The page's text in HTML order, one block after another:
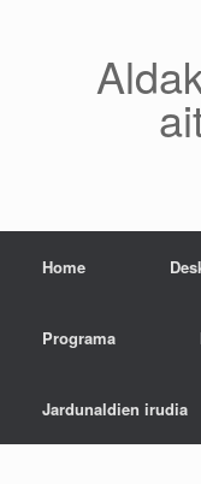
Home
Programa
Jardunaldien irudia